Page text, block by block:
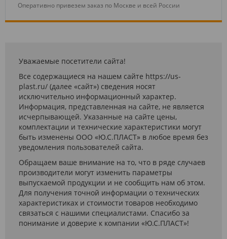
Оперативно привезем заказ по Москве и всей России
Уважаемые посетители сайта!
Все содержащиеся на нашем сайте https://us-
plast.ru/ (далее «сайт») сведения носят
исключительно информационный характер.
Информация, представленная на сайте, не является
исчерпывающей. Указанные на сайте цены,
комплектации и технические характеристики могут
быть изменены ООО «Ю.С.ПЛАСТ» в любое время без
уведомления пользователей сайта.
Обращаем ваше внимание на то, что в ряде случаев
производители могут изменить параметры
выпускаемой продукции и не сообщить нам об этом.
Для получения точной информации о технических
характеристиках и стоимости товаров необходимо
связаться с нашими специалистами. Спасибо за
понимание и доверие к компании «Ю.С.ПЛАСТ»!